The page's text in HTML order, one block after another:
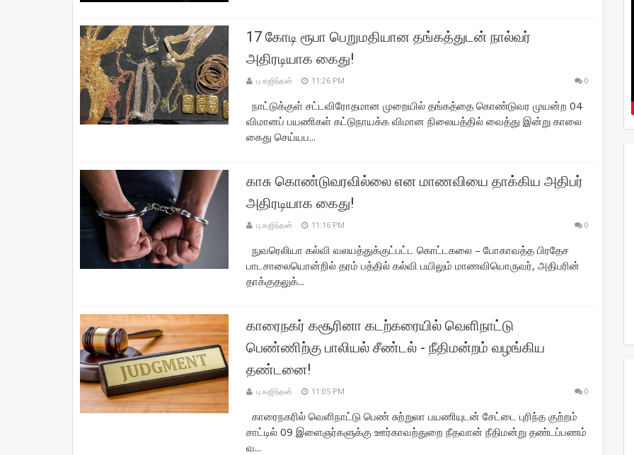
17 கோடி ரூபா பெறுமதியான தங்கத்துடன் நால்வர்
அதிரடியாக கைது!
பு.கஜிந்தன் 11:26 PM 0
நாட்டுக்குள் சட்டவிரோதமான முறையில் தங்கத்தை கொண்டுவர முயன்ற 04
விமானப் பயணிகள் கட்டுநாயக்க விமான நிலையத்தில் வைத்து இன்று காலை
கைது செய்யப...
காசு கொண்டுவரவில்லை என மாணவியை தாக்கிய அதிபர்
அதிரடியாக கைது!
பு.கஜிந்தன் 11:16 PM 0
நுவரெலியா கல்வி வலயத்துக்குட்பட்ட கொட்டகலை – போகாவத்த பிரதேச
பாடசாலையொன்றில் தரம் பத்தில் கல்வி பயிலும் மாணவியொருவர், அதிபரின்
தாக்குதலுக்...
காரைநகர் கசூரினா கடற்கரையில் வெளிநாட்டு
பெண்ணிற்கு பாலியல் சீண்டல் - நீதிமன்றம் வழங்கிய
தண்டனை!
பு.கஜிந்தன் 11:05 PM 0
காரைநகரில் வெளிநாட்டு பெண் சுற்றுலா பயணியுடன் சேட்டை புரிந்த குற்றம்
சாட்டில் 09 இளைஞர்களுக்கு ஊர்காவற்துறை நீதவான் நீதிமன்று தண்டப்பணம்
வ...